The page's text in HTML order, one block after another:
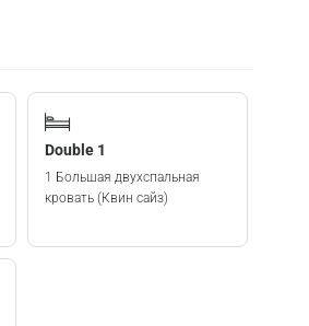
Double 1
1 Большая двухспальная
кровать (Квин сайз)